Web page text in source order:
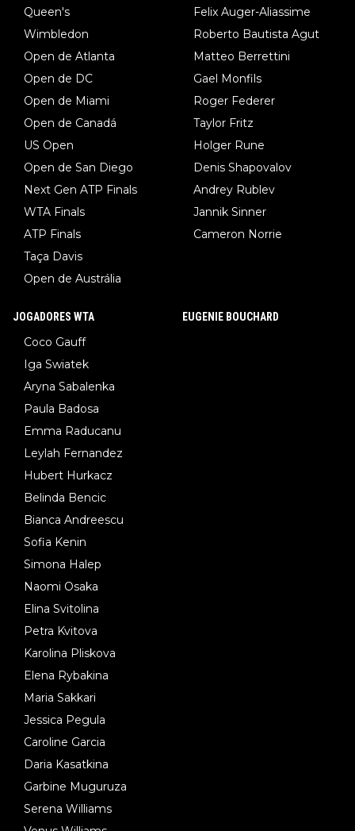
Queen's
Wimbledon
Open de Atlanta
Open de DC
Open de Miami
Open de Canadá
US Open
Open de San Diego
Next Gen ATP Finals
WTA Finals
ATP Finals
Taça Davis
Open de Austrália
Felix Auger-Aliassime
Roberto Bautista Agut
Matteo Berrettini
Gael Monfils
Roger Federer
Taylor Fritz
Holger Rune
Denis Shapovalov
Andrey Rublev
Jannik Sinner
Cameron Norrie
JOGADORES WTA
Coco Gauff
Iga Swiatek
Aryna Sabalenka
Paula Badosa
Emma Raducanu
Leylah Fernandez
Hubert Hurkacz
Belinda Bencic
Bianca Andreescu
Sofia Kenin
Simona Halep
Naomi Osaka
Elina Svitolina
Petra Kvitova
Karolina Pliskova
Elena Rybakina
Maria Sakkari
Jessica Pegula
Caroline Garcia
Daria Kasatkina
Garbine Muguruza
Serena Williams
EUGENIE BOUCHARD